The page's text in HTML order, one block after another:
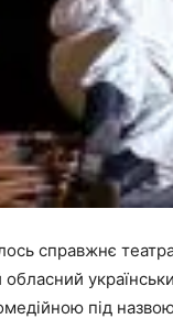
справжнє
під